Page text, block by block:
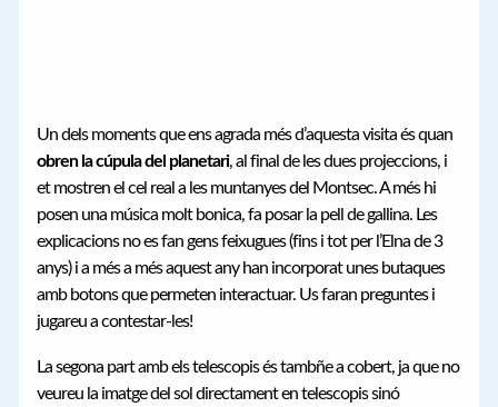
Un dels moments que ens agrada més d’aquesta visita és quan
obren la cúpula del planetari, al final de les dues projeccions, i
et mostren el cel real a les muntanyes del Montsec. A més hi
posen una música molt bonica, fa posar la pell de gallina. Les
explicacions no es fan gens feixugues (fins i tot per l’Elna de 3
anys) i a més a més aquest any han incorporat unes butaques
amb botons que permeten interactuar. Us faran preguntes i
jugareu a contestar-les!
La segona part amb els telescopis és tambñe a cobert, ja que no
veureu la imatge del sol directament en telescopis sinó